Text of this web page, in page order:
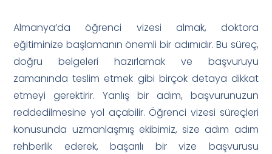
Almanya’da öğrenci vizesi almak, doktora
eğitiminize başlamanın önemli bir adımıdır. Bu süreç,
doğru belgeleri hazırlamak ve başvuruyu
zamanında teslim etmek gibi birçok detaya dikkat
etmeyi gerektirir. Yanlış bir adım, başvurunuzun
reddedilmesine yol açabilir. Öğrenci vizesi süreçleri
konusunda uzmanlaşmış ekibimiz, size adım adım
rehberlik ederek, başarılı bir vize başvurusu